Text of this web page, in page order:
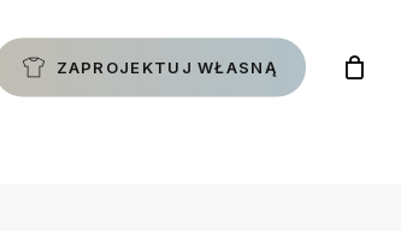
ZAPROJEKTUJ WŁASNĄ